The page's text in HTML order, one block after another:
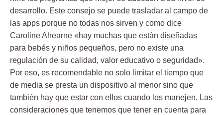
desarrollo. Este consejo se puede trasladar al campo de
las apps porque no todas nos sirven y como dice
Caroline Ahearne «hay muchas que están diseñadas
para bebés y niños pequeños, pero no existe una
regulación de su calidad, valor educativo o seguridad».
Por eso, es recomendable no solo limitar el tiempo que
de media se presta un dispositivo al menor sino que
también hay que estar con ellos cuando los manejen. Las
consideraciones que tenemos que tener en cuenta para